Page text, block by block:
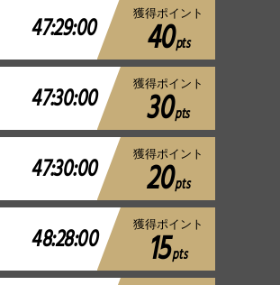
47:29:00 獲得ポイント
40pts
47:30:00 獲得ポイント
30pts
47:30:00 獲得ポイント
20pts
48:28:00 獲得ポイント
15pts